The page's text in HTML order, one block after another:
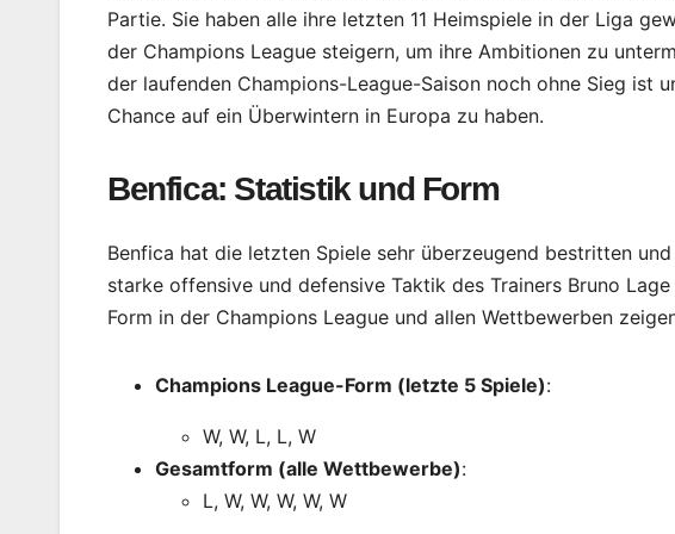
Partie. Sie haben alle ihre letzten 11 Heimspiele in der Liga
der Champions League steigern, um ihre Ambitionen zu
der laufenden Champions-League-Saison noch ohne Sieg ist
Chance auf ein Überwintern in Europa zu haben.
Benfica: Statistik und Form
Benfica hat die letzten Spiele sehr überzeugend bestritten
starke offensive und defensive Taktik des Trainers Bruno
Form in der Champions League und allen Wettbewerben
Champions League-Form (letzte 5 Spiele):
W, W, L, L, W
Gesamtform (alle Wettbewerbe):
L, W, W, W, W, W